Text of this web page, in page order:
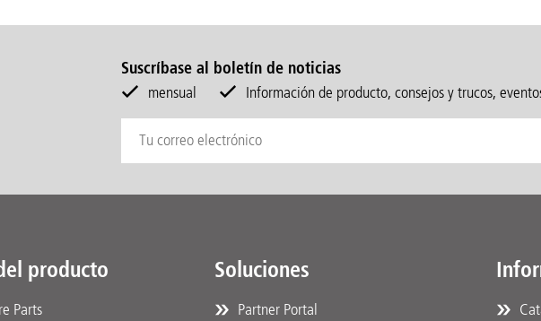
Suscríbase al boletín de noticias
mensual
Información de producto, consejos y trucos,
producto
Parts
Soluciones
Partner Portal